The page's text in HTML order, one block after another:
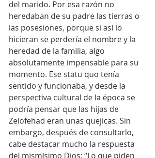
del marido. Por esa razón no
heredaban de su padre las tierras o
las posesiones, porque si así lo
hicieran se perdería el nombre y la
heredad de la familia, algo
absolutamente impensable para su
momento. Ese statu quo tenía
sentido y funcionaba, y desde la
perspectiva cultural de la época se
podría pensar que las hijas de
Zelofehad eran unas quejicas. Sin
embargo, después de consultarlo,
cabe destacar mucho la respuesta
del mismísimo Dios: “Lo que piden